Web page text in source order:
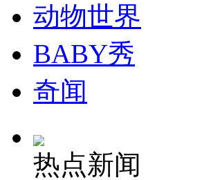
动物世界
BABY秀
奇闻
热点新闻